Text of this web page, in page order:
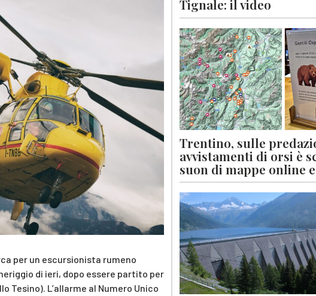
per un escursionista rumeno
di ieri, dopo essere partito per
Tesino). L’allarme al Numero Unico
Tignale: il video
Trentino, sulle
avvistamenti di orsi è
suon di mappe online